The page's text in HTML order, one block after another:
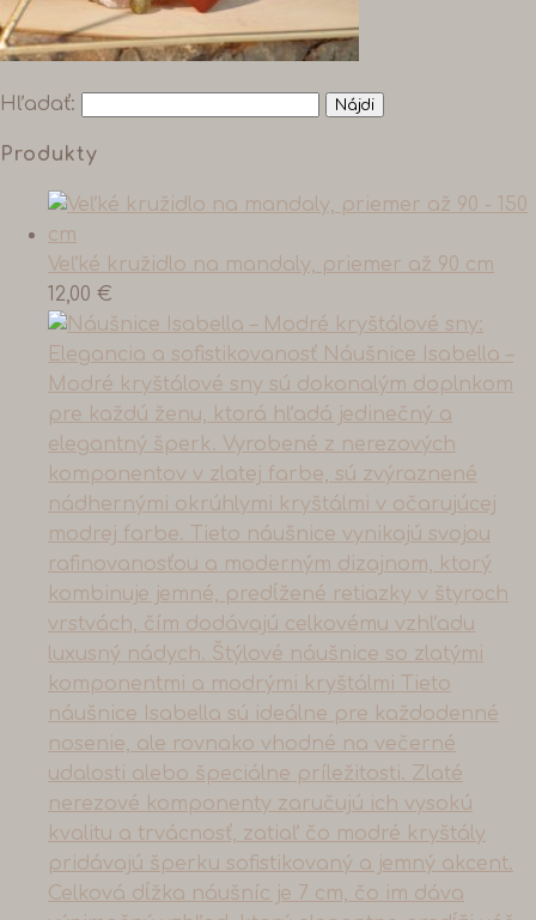
Hľadať:
Produkty
Veľké kružidlo na mandaly, priemer až 90 cm
12,00 €